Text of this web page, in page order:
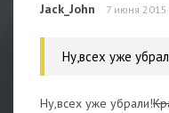
Jack_John 7 июня
Ну,всех уже
Ну,всех уже убрали!